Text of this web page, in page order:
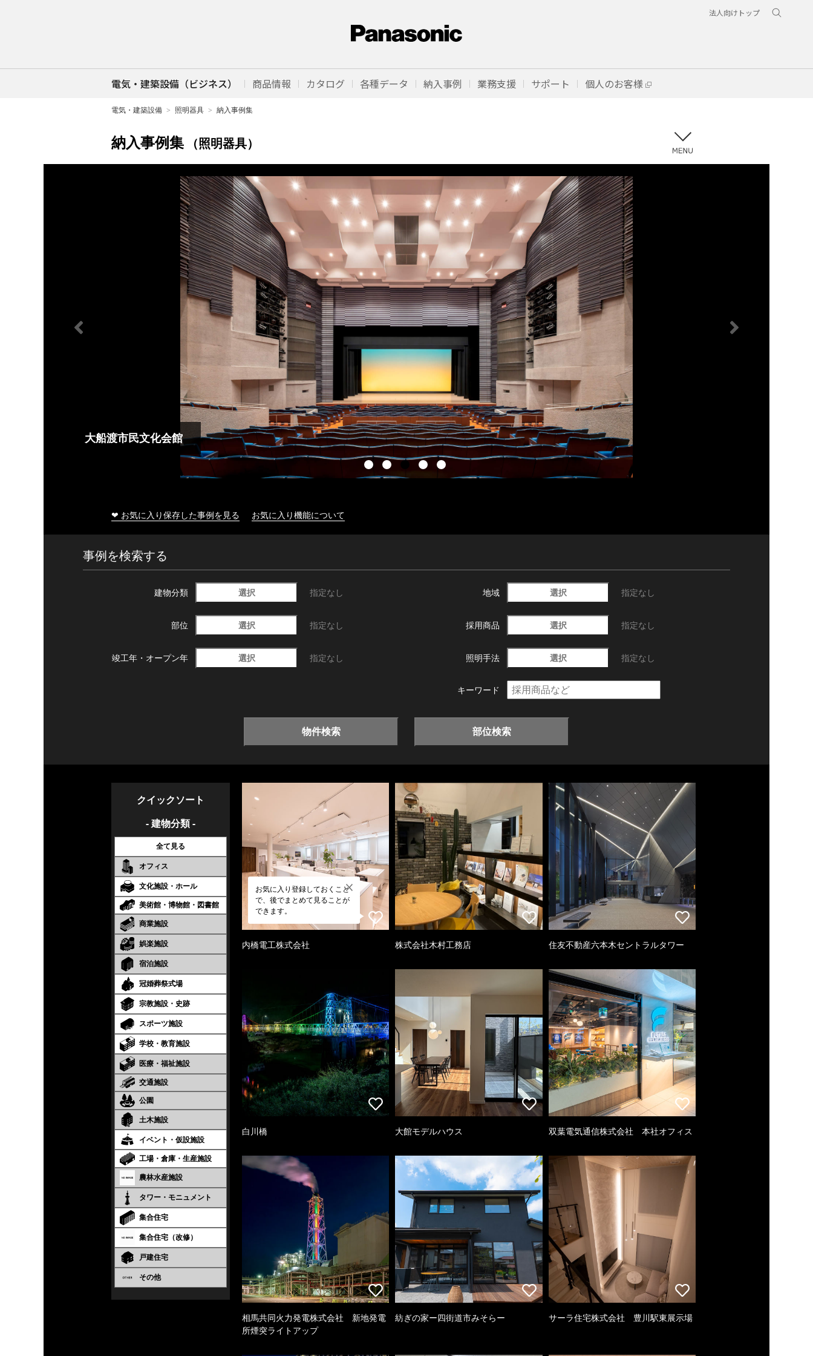
法人向けトップ
電気・建築設備（ビジネス） 商品情報 カタログ 各種データ 納入事例 業務支援 サポート 個人のお客様
電気・建築設備 照明器具 納入事例集
納入事例集 （照明器具）
大船渡市民文化会館
❤ お気に入り保存した事例を見る お気に入り機能について
事例を検索する
建物分類 選択 指定なし 地域 選択 指定なし
部位 選択 指定なし 採用商品 選択 指定なし
竣工年・ オープン年 選択 指定なし 照明手法 選択 指定なし
キーワード
物件検索 部位検索
クイックソート
- 建物分類 -
全て見る
オフィス
文化施設・ホール
美術館・博物館・図書館
商業施設
娯楽施設
宿泊施設
冠婚葬祭式場
宗教施設・史跡
スポーツ施設
学校・教育施設
医療・福祉施設
交通施設
公園
土木施設
イベント・仮設施設
工場・倉庫・生産施設
農林水産施設
タワー・モニュメント
集合住宅
集合住宅（改修）
戸建住宅
その他
お気に入り登録しておくこと
で、後でまとめて見ることが
できます。
内橋電工株式会社 株式会社木村工務店 住友不動産六本木セントラルタワー
白川橋 大館モデルハウス 双葉電気通信株式会社 本社オフィス
相馬共同火力発電株式会社 新地発電
所煙突ライトアップ
紡ぎの家ー四街道市みそらー サーラ住宅株式会社 豊川駅東展示場